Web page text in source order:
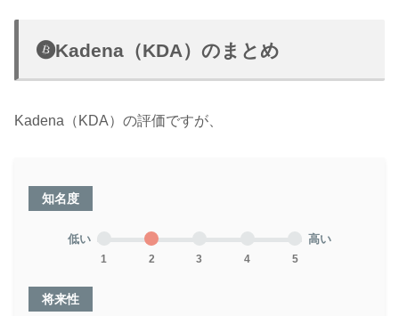
Kadena（KDA）のまとめ
Kadena（KDA）の評価ですが、
知名度
低い
1 2 3 4 5
高い
将来性